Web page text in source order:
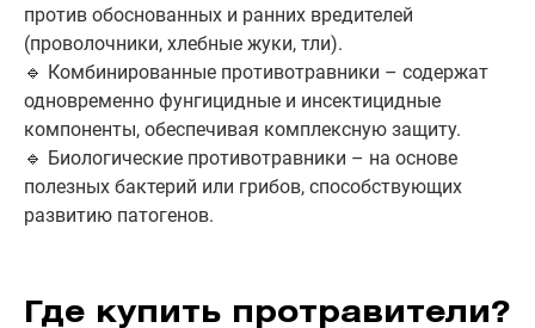
против обоснованных и ранних вредителей
(проволочники, хлебные жуки, тли).
🔹 Комбинированные противотравники – содержат
одновременно фунгицидные и инсектицидные
компоненты, обеспечивая комплексную защиту.
🔹 Биологические противотравники – на основе
полезных бактерий или грибов, способствующих
развитию патогенов.
Где купить протравители?